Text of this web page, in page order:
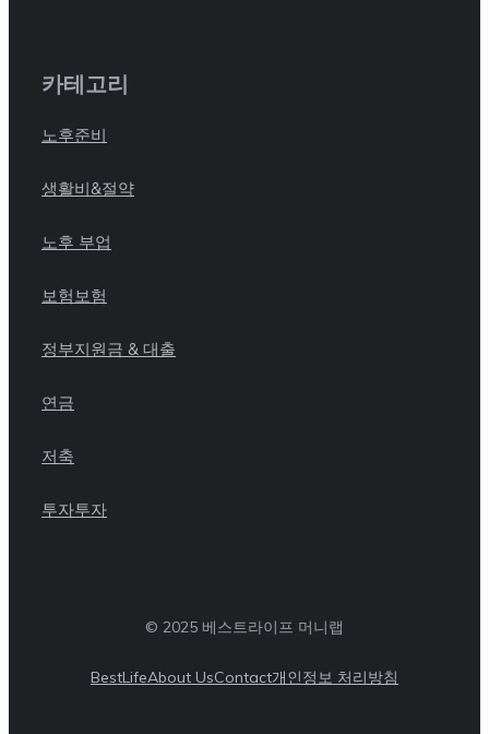
카테고리
노후준비
생활비&절약
노후 부업
보험보험
정부지원금 & 대출
연금
저축
투자투자
© 2025 베스트라이프 머니랩
BestLifeAbout UsContact개인정보 처리방침